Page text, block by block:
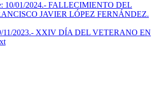
10/01/2024.- FALLECIMIENTO DEL
JAVIER LÓPEZ FERNÁNDEZ.
11/2023.- XXIV DÍA DEL VETERANO EN